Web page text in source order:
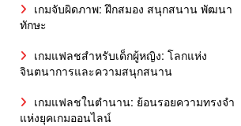
เกมจับผิดภาพ: ฝึกสมอง สนุกสนาน พัฒนา
ทักษะ
เกมแฟลชสำหรับเด็กผู้หญิง: โลกแห่ง
จินตนาการและความสนุกสนาน
เกมแฟลชในตำนาน: ย้อนรอยความทรงจำ
แห่งยุคเกมออนไลน์